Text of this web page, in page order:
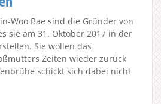
Woo Bae sind die Gründer von
sie am 31. Oktober 2017 in der
Sie wollen das
Zeiten wieder zurück
schickt sich dabei nicht